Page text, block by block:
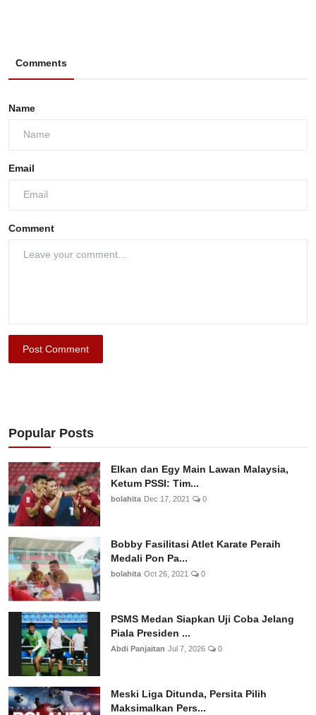
Comments
Name
Email
Comment
Post Comment
Popular Posts
Elkan dan Egy Main Lawan Malaysia,
Ketum PSSI: Tim...
bolahita Dec 17, 2021 0
Bobby Fasilitasi Atlet Karate Peraih
Medali Pon Pa...
bolahita Oct 26, 2021 0
PSMS Medan Siapkan Uji Coba Jelang
Piala Presiden ...
Abdi Panjaitan Jul 7, 2026 0
Meski Liga Ditunda, Persita Pilih
Maksimalkan Pers...